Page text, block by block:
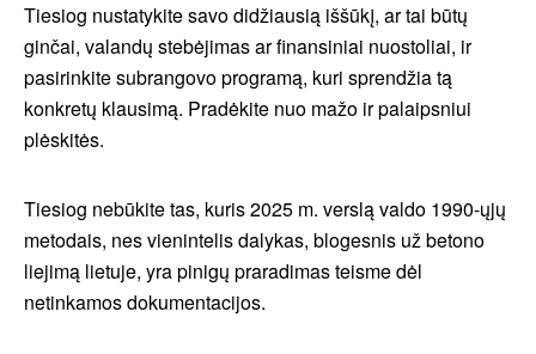
Tiesiog nustatykite savo didžiausią iššūkį, ar tai būtų
ginčai, valandų stebėjimas ar finansiniai nuostoliai, ir
pasirinkite subrangovo programą, kuri sprendžia tą
konkretų klausimą. Pradėkite nuo mažo ir palaipsniui
plėskitės.
Tiesiog nebūkite tas, kuris 2025 m. verslą valdo 1990-ųjų
metodais, nes vienintelis dalykas, blogesnis už betono
liejimą lietuje, yra pinigų praradimas teisme dėl
netinkamos dokumentacijos.